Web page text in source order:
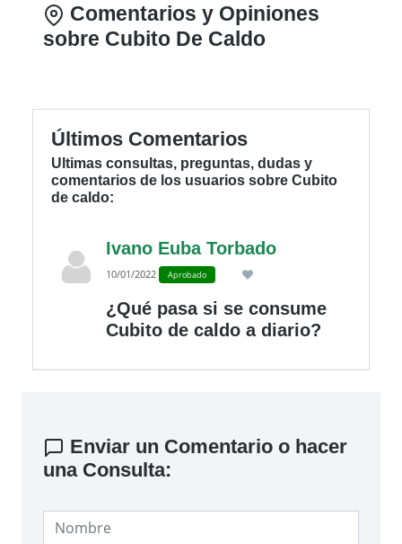
Comentarios y Opiniones
sobre Cubito De Caldo
Últimos Comentarios
Ultimas consultas, preguntas, dudas y
comentarios de los usuarios sobre Cubito
de caldo:
Ivano Euba Torbado
10/01/2022 Aprobado
¿Qué pasa si se consume
Cubito de caldo a diario?
Enviar un Comentario o hacer
una Consulta: